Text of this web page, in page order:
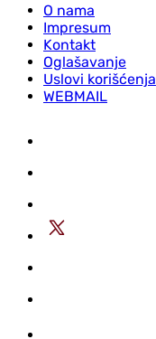
O nama
Impresum
Kontakt
Oglašavanje
Uslovi korišćenja
WEBMAIL